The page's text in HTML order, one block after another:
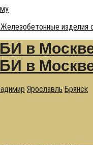
изделия
Ярославль Брянск